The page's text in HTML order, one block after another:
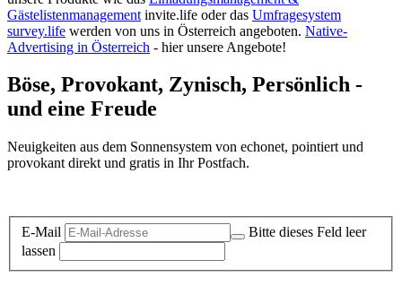
Gästelistenmanagement invite.life oder das Umfragesystem
survey.life werden von uns in Österreich angeboten. Native-
Advertising in Österreich - hier unsere Angebote!
Böse, Provokant, Zynisch, Persönlich -
und eine Freude
Neuigkeiten aus dem Sonnensystem von echonet, pointiert und
provokant direkt und gratis in Ihr Postfach.
E-Mail
Bitte dieses Feld leer
lassen